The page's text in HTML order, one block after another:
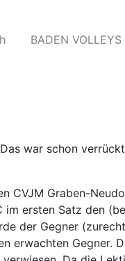
BADEN VOLLEYS
war schon
CVJM Graben-
ersten Satz den
der Gegner
erwachten Gegner.